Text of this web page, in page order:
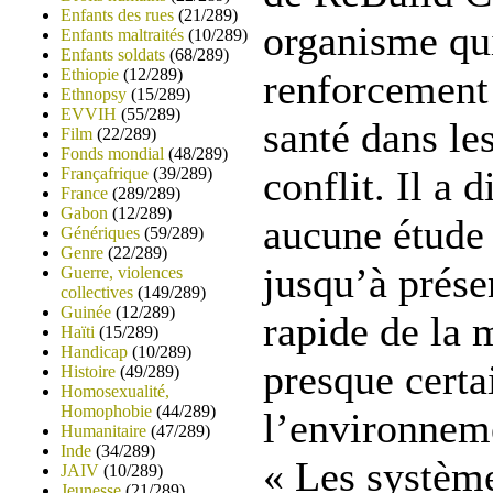
Enfants des rues (21/289)
Enfants maltraités (10/289)
Enfants soldats (68/289)
Ethiopie (12/289)
Ethnopsy (15/289)
EVVIH (55/289)
Film (22/289)
Fonds mondial (48/289)
Françafrique (39/289)
France (289/289)
Gabon (12/289)
Génériques (59/289)
Genre (22/289)
Guerre, violences
collectives (149/289)
Guinée (12/289)
Haïti (15/289)
Handicap (10/289)
Histoire (49/289)
Homosexualité,
Homophobie (44/289)
Humanitaire (47/289)
Inde (34/289)
JAIV (10/289)
organisme
santé dans
conflit. Il a
aucune
jusqu’à
rapide de la
presque
« Les